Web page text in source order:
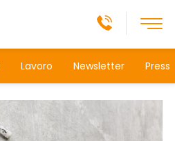
Lavoro Newsletter Press